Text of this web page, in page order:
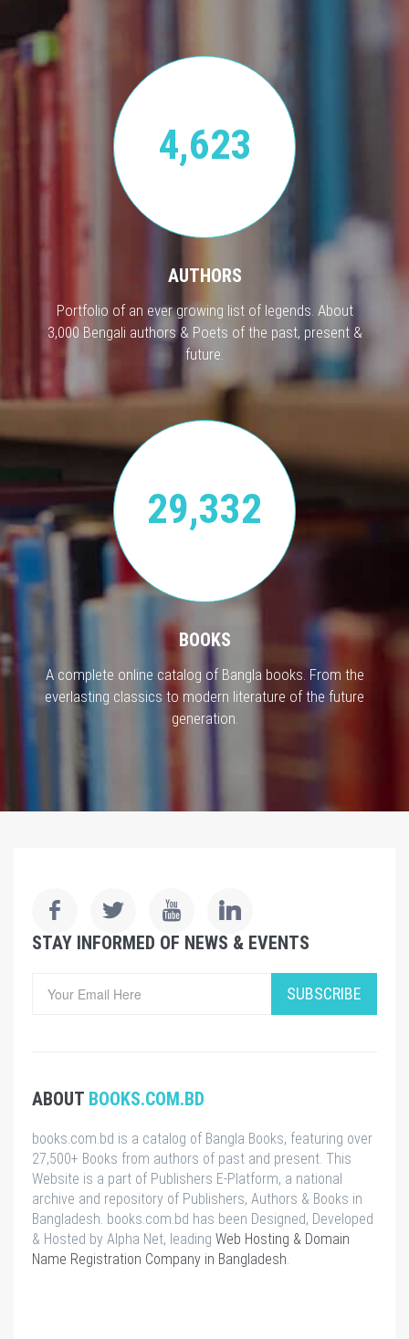
4,623
AUTHORS
Portfolio of an ever growing list of legends. About
3,000 Bengali authors & Poets of the past, present &
future.
29,332
BOOKS
A complete online catalog of Bangla books. From the
everlasting classics to modern literature of the future
generation.
STAY INFORMED OF NEWS & EVENTS
SUBSCRIBE
ABOUT BOOKS.COM.BD
books.com.bd is a catalog of Bangla Books, featuring over
27,500+ Books from authors of past and present. This
Website is a part of Publishers E-Platform, a national
archive and repository of Publishers, Authors & Books in
Bangladesh. books.com.bd has been Designed, Developed
& Hosted by Alpha Net, leading Web Hosting & Domain
Name Registration Company in Bangladesh.